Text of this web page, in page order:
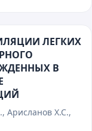
ЛЕГКИХ
В
Арисланов Х.С.,